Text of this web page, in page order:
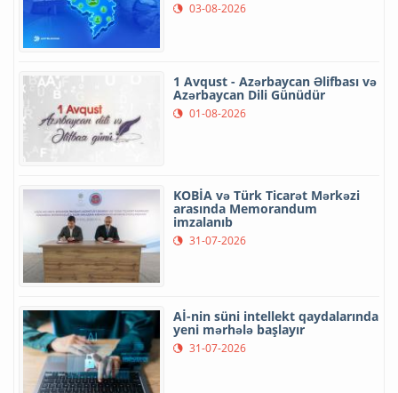
03-08-2026
1 Avqust - Azərbaycan Əlifbası və
Azərbaycan Dili Günüdür
01-08-2026
KOBİA və Türk Ticarət Mərkəzi
arasında Memorandum
imzalanıb
31-07-2026
Aİ-nin süni intellekt qaydalarında
yeni mərhələ başlayır
31-07-2026